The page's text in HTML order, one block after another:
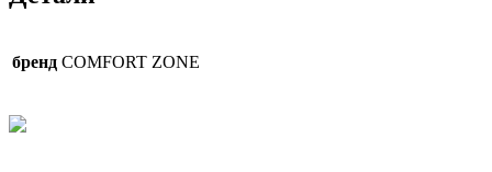
бренд COMFORT ZONE